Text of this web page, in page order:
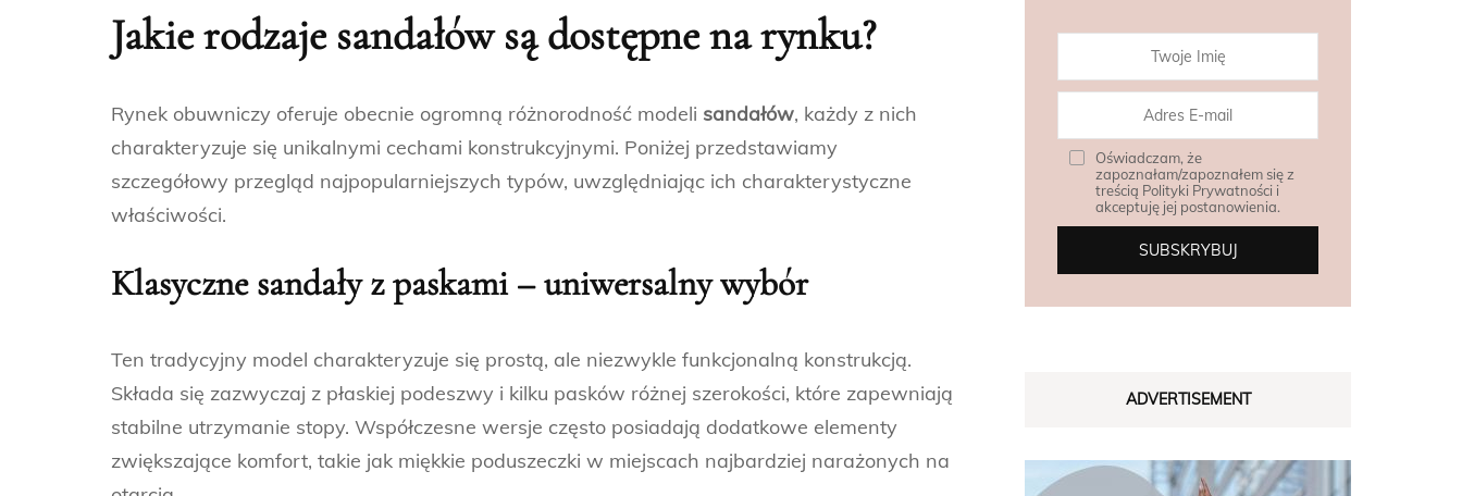
Jakie rodzaje sandałówsą dostępne na rynku?
Rynek obuwniczy oferuje obecnie ogromną różnorodność modeli sandałów, każdy z nich
charakteryzuje się unikalnymi cechami konstrukcyjnymi. Poniżej przedstawiamy
szczegółowy przegląd najpopularniejszych typów, uwzględniając ich charakterystyczne
właściwości.
Klasyczne sandałyz paskami – uniwersalny wybór
Ten tradycyjny model charakteryzuje się prostą, ale niezwykle funkcjonalną konstrukcją.
Składa się zazwyczaj z płaskiej podeszwy i kilku pasków różnej szerokości, które zapewniają
stabilne utrzymanie stopy. Współczesne wersje często posiadają dodatkowe elementy
zwiększające komfort, takie jak miękkie poduszeczki w miejscach najbardziej narażonych na
Oświadczam, że
zapoznałam/zapoznałem się z
treścią Polityki Prywatności i
akceptuję jej postanowienia.
ADVERTISEMENT